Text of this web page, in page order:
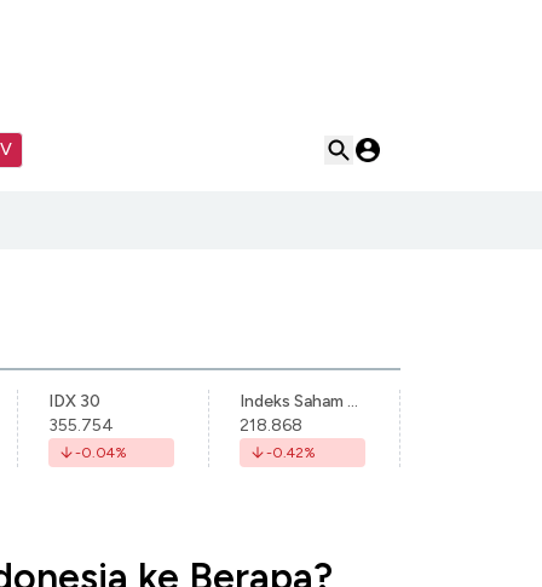
IDX 30
355.754
-0.04%
Indeks Saham Syariah Indonesia
218.868
-0.42%
ke Berapa?